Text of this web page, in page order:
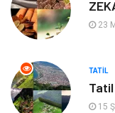
Organizasyon
Spor
Bebek Giyim
23
TATIL
15